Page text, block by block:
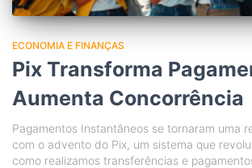
ECONOMIA E FINANÇAS
Pix Transforma
Aumenta Concorrência
Pagamentos Instantâneos se tornaram uma
com o advento do Pix, um sistema que
como realizamos transferências e